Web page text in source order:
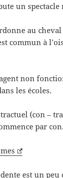
un spectacle
au cheval
commun à
non
les écoles.
(con –
par con.
est un